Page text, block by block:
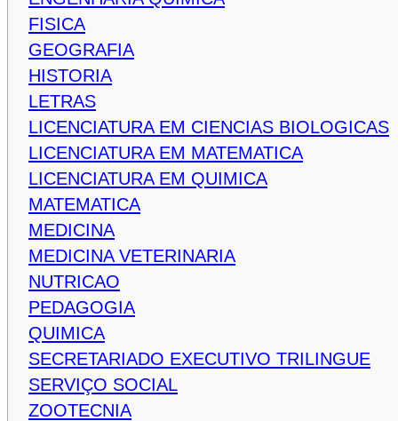
FISICA
GEOGRAFIA
HISTORIA
LETRAS
LICENCIATURA EM CIENCIAS BIOLOGICAS
LICENCIATURA EM MATEMATICA
LICENCIATURA EM QUIMICA
MATEMATICA
MEDICINA
MEDICINA VETERINARIA
NUTRICAO
PEDAGOGIA
QUIMICA
SECRETARIADO EXECUTIVO TRILINGUE
SERVIÇO SOCIAL
ZOOTECNIA